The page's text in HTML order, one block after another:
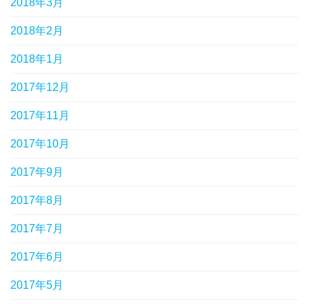
2018年3月
2018年2月
2018年1月
2017年12月
2017年11月
2017年10月
2017年9月
2017年8月
2017年7月
2017年6月
2017年5月